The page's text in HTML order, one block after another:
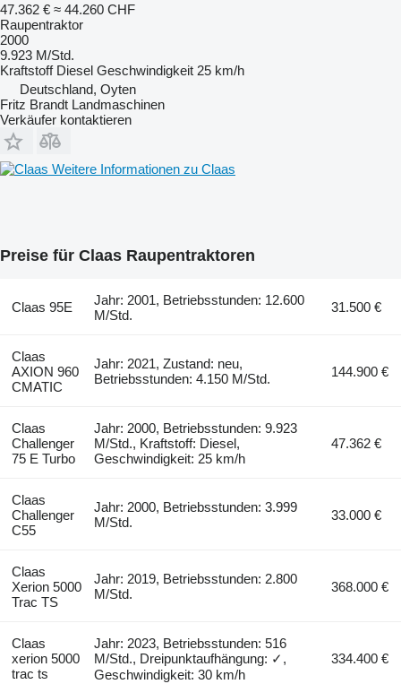
47.362 € ≈ 44.260 CHF
Raupentraktor
2000
9.923 M/Std.
Kraftstoff Diesel Geschwindigkeit 25 km/h
Deutschland, Oyten
Fritz Brandt Landmaschinen
Verkäufer kontaktieren
Weitere Informationen zu Claas
Preise für Claas Raupentraktoren
Claas 95E
Jahr: 2001, Betriebsstunden: 12.600
M/Std.
31.500 €
Claas
AXION 960
CMATIC
Jahr: 2021, Zustand: neu,
Betriebsstunden: 4.150 M/Std.
144.900 €
Claas
Challenger
75 E Turbo
Jahr: 2000, Betriebsstunden: 9.923
M/Std., Kraftstoff: Diesel,
Geschwindigkeit: 25 km/h
47.362 €
Claas
Challenger
C55
Jahr: 2000, Betriebsstunden: 3.999
M/Std.
33.000 €
Claas
Xerion 5000
Trac TS
Jahr: 2019, Betriebsstunden: 2.800
M/Std.
368.000 €
Claas
xerion 5000
trac ts
Jahr: 2023, Betriebsstunden: 516
M/Std., Dreipunktaufhängung: ✓,
Geschwindigkeit: 30 km/h
334.400 €